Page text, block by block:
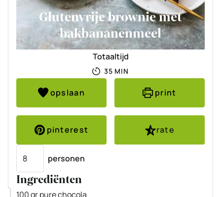
Glutenvrije brownie met
bakbananenmeel
Totaaltijd
35MINUTEN
MIN
opslaan print
pinterest
rate
personen
Ingrediënten
▢
100grpure chocola